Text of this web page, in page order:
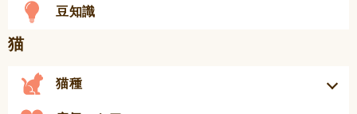
豆知識
猫
猫種